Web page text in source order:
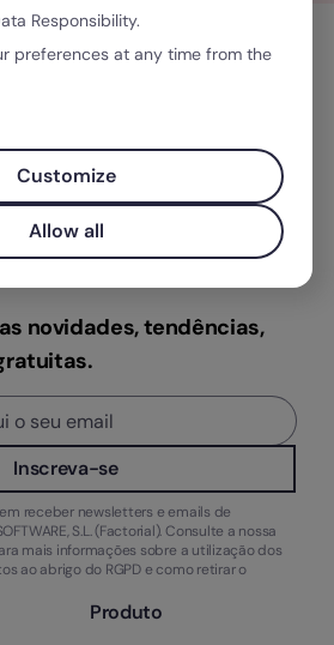
novidades, tendências,
Inscreva-se
receber newsletters e emails de
S.L. (Factorial). Consulte a nossa
mais informações sobre a utilização dos
ao abrigo do RGPD e como retirar o
Produto
Responsibility.
preferences at any time from the
Customize
Allow all